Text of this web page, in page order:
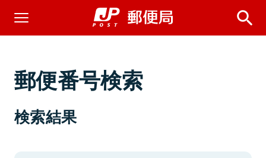
郵便番号検索
検索結果